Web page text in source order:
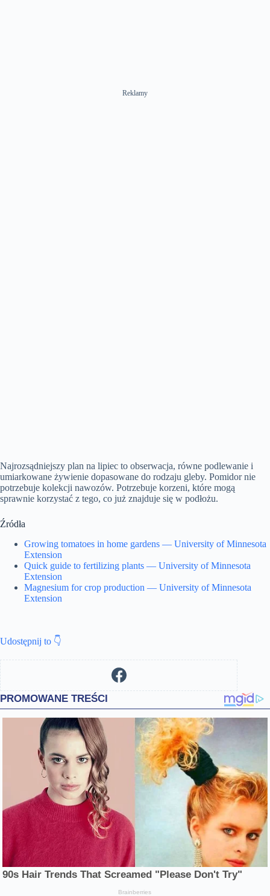
Reklamy
Najrozsądniejszy plan na lipiec to obserwacja, równe podlewanie i
umiarkowane żywienie dopasowane do rodzaju gleby. Pomidor nie
potrzebuje kolekcji nawozów. Potrzebuje korzeni, które mogą
sprawnie korzystać z tego, co już znajduje się w podłożu.
Źródła
Growing tomatoes in home gardens — University of Minnesota
Extension
Quick guide to fertilizing plants — University of Minnesota
Extension
Magnesium for crop production — University of Minnesota
Extension
Udostępnij to 👇